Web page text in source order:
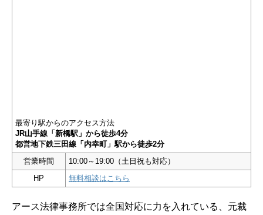
最寄り駅からのアクセス方法
JR山手線「新橋駅」から徒歩4分
都営地下鉄三田線「内幸町」駅から徒歩2分
営業時間
10:00～19:00（土日祝も対応）
HP
無料相談はこちら
アース法律事務所では全国対応に力を入れている、元裁